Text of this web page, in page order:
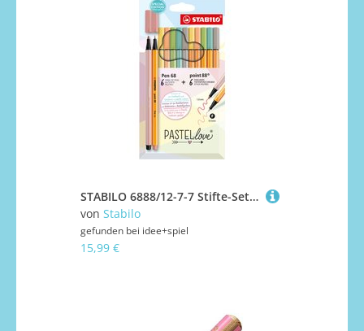
STABILO 6888/12-7-7 Stifte-Set – STABILO Pastellove Set – 12er Pack – Fineliner & Premium-Filzstifte
von Stabilo
gefunden bei idee+spiel
15,99 €